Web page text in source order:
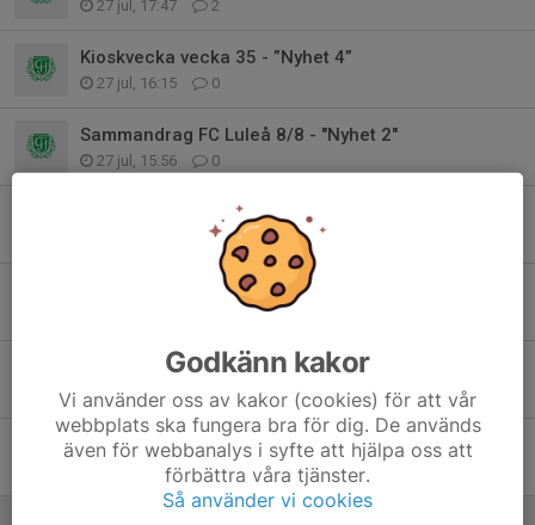
27 jul, 17:47 2
Kioskvecka vecka 35 - ”Nyhet 4”
27 jul, 16:15 0
Sammandrag FC Luleå 8/8 - "Nyhet 2"
27 jul, 15:56 0
GIF-cupen 31/7-2/8 - "Nyhet 1"
0
Beskrivning av arbetspass GIF-cupen
Arbetspass GIF-cupen 31/7-2/8
15 jul, 10:51 6
Träning torsdag 18/6 inställd.
18 jun, 13:26 0
Godkänn kakor
Vi använder oss av kakor (cookies) för att vår
webbplats ska fungera bra för dig. De används
även för webbanalys i syfte att hjälpa oss att
förbättra våra tjänster.
Så använder vi cookies